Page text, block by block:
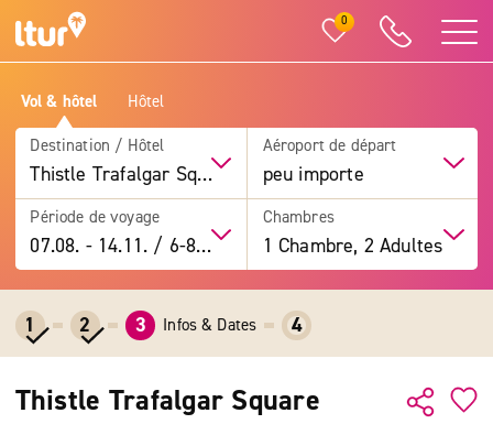
0
Vol & hôtel Hôtel
Destination / Hôtel
Thistle Trafalgar Square
Aéroport de départ
peu importe
Période de voyage
07.08. -14.11. / 6-8 jours
Chambres
1 Chambre, 2 Adultes
1 2 3 Infos & Dates 4
Thistle Trafalgar Square